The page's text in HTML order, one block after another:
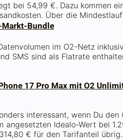
bei 54,99 €. Dazu kommen
Über die
Bundle
im O2-Netz
SMS sind als Flatrate
interessant, wenn Du
angesetzten Idealo-Wert bei
€ für den Tarifanteil übrig.